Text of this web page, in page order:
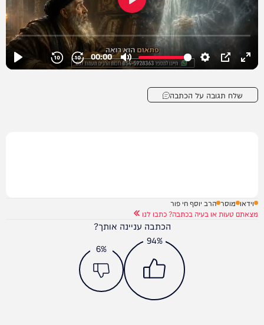
שלח תגובה על הכתבה
וידאו מוסר הרב יוסף חי פור
מצאתם טעות או בעיה בכתבה? כתבו לנו
הכתבה עניינה אותך?
94%
6%